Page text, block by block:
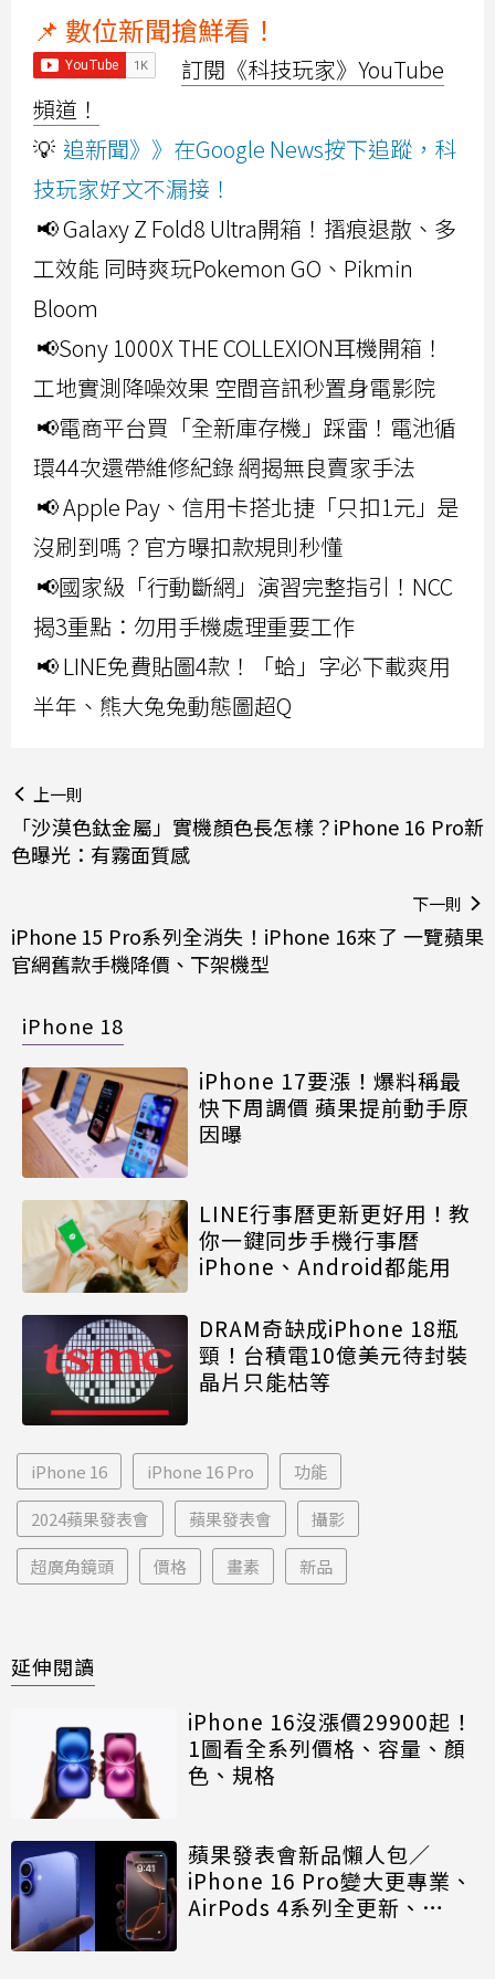
📌 數位新聞搶鮮看！
訂閱《科技玩家》YouTube
頻道！
💡 追新聞》》在Google News按下追蹤，科
技玩家好文不漏接！
📢 Galaxy Z Fold8 Ultra開箱！摺痕退散、多
工效能 同時爽玩Pokemon GO、Pikmin
Bloom
📢Sony 1000X THE COLLEXION耳機開箱！
工地實測降噪效果 空間音訊秒置身電影院
📢電商平台買「全新庫存機」踩雷！電池循
環44次還帶維修紀錄 網揭無良賣家手法
📢 Apple Pay、信用卡搭北捷「只扣1元」是
沒刷到嗎？官方曝扣款規則秒懂
📢國家級「行動斷網」演習完整指引！NCC
揭3重點：勿用手機處理重要工作
📢 LINE免費貼圖4款！「蛤」字必下載爽用
半年、熊大兔兔動態圖超Q
上一則
「沙漠色鈦金屬」實機顏色長怎樣？iPhone 16 Pro新
色曝光：有霧面質感
下一則
iPhone 15 Pro系列全消失！iPhone 16來了 一覽蘋果
官網舊款手機降價、下架機型
iPhone 18
iPhone 17要漲！爆料稱最
快下周調價 蘋果提前動手原
因曝
LINE行事曆更新更好用！教
你一鍵同步手機行事曆
iPhone、Android都能用
DRAM奇缺成iPhone 18瓶
頸！台積電10億美元待封裝
晶片只能枯等
iPhone 16 iPhone 16 Pro 功能
2024蘋果發表會 蘋果發表會 攝影
超廣角鏡頭 價格 畫素 新品
延伸閱讀
iPhone 16沒漲價29900起！
1圖看全系列價格、容量、顏
色、規格
蘋果發表會新品懶人包／
iPhone 16 Pro變大更專業、
AirPods 4系列全更新、